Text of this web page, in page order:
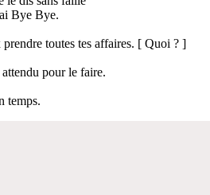
Bye Bye.
toutes tes affaires. [ Quoi ? ]
pour le faire.
temps.